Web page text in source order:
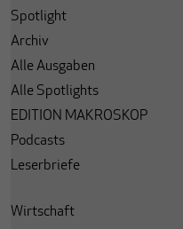
Spotlight
Archiv
Alle Ausgaben
Alle Spotlights
EDITION MAKROSKOP
Podcasts
Leserbriefe
Wirtschaft